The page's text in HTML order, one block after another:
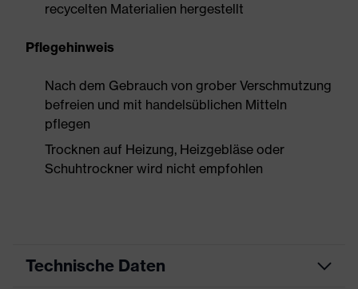
recycelten Materialien hergestellt
Pflegehinweis
Nach dem Gebrauch von grober Verschmutzung
befreien und mit handelsüblichen Mitteln
pflegen
Trocknen auf Heizung, Heizgebläse oder
Schuhtrockner wird nicht empfohlen
Technische Daten